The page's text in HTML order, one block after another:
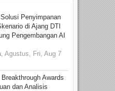
Penyimpanan
di Ajang DTI
Pengembangan AI
Agustus, Fri, Aug 7
Awards
dan Analisis